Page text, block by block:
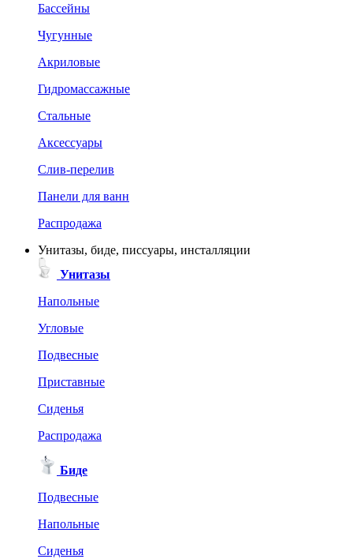
Бассейны
Чугунные
Акриловые
Гидромассажные
Стальные
Аксессуары
Слив-перелив
Панели для ванн
Распродажа
Унитазы, биде, писсуары, инсталляции
Унитазы
Напольные
Угловые
Подвесные
Приставные
Сиденья
Распродажа
Биде
Подвесные
Напольные
Сиденья